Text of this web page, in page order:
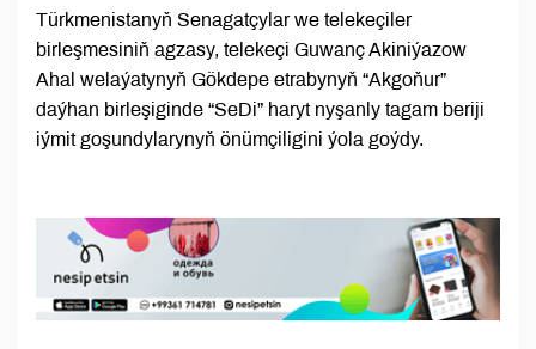
Türkmenistanyň Senagatçylar we telekeçiler
birleşmesiniň agzasy, telekeçi Guwanç Akiniýazow
Ahal welaýatynyň Gökdepe etrabynyň “Akgoňur”
daýhan birleşiginde “SeDi” haryt nyşanly tagam beriji
iýmit goşundylarynyň önümçiligini ýola goýdy.